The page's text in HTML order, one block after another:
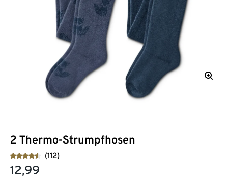
2 Thermo-Strumpfhosen
(112)
12,99